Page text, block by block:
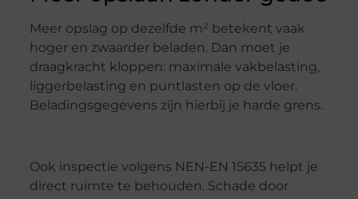
Meer opslag op dezelfde m² betekent vaak
hoger en zwaarder beladen. Dan moet je
draagkracht kloppen: maximale vakbelasting,
liggerbelasting en puntlasten op de vloer.
Beladingsgegevens zijn hierbij je harde grens.
Ook inspectie volgens NEN-EN 15635 helpt je
direct ruimte te behouden. Schade door